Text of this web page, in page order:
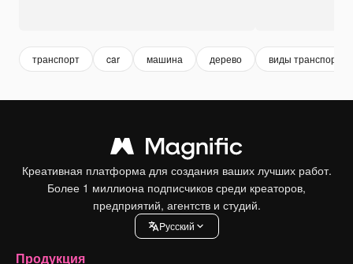
транспорт car машина дерево виды транспорта
Креативная платформа для создания ваших лучших работ.
Более 1 миллиона подписчиков среди креаторов,
предприятий, агентств и студий.
Pусский
Продукция